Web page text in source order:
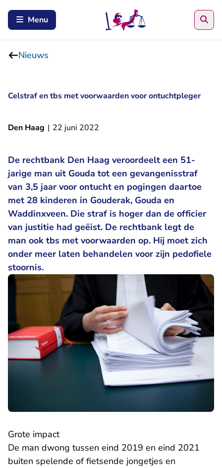
Menu
Nieuws
Celstraf en tbs met voorwaarden voor ontuchtpleger
Den Haag | 22 juni 2022
De rechtbank Den Haag veroordeelt een 51-
jarige man uit Gouda tot een gevangenisstraf
van 3,5 jaar voor ontucht en pogingen daartoe
met 28 kinderen in Gouderak, Gouda en
Waddinxveen. Die straf is hoger dan de officier
van justitie had geëist. De rechtbank legt de
man ook tbs met voorwaarden op. Hij moet zich
onder meer laten behandelen voor zijn pedofiele
stoornis.
Grote impact
De man dwong tussen eind 2019 en eind 2021
buiten spelende of fietsende jongetjes en